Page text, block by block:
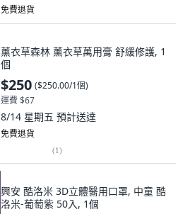
免費退貨
薰衣草森林 薰衣草萬用膏 舒緩修護, 1
個
$250 ($250.00/1個)
運費 $67
8/14 星期五 預計送達
免費退貨
(1)
興安 酷洛米 3D立體醫用口罩, 中童 酷
洛米-葡萄紫 50入, 1個